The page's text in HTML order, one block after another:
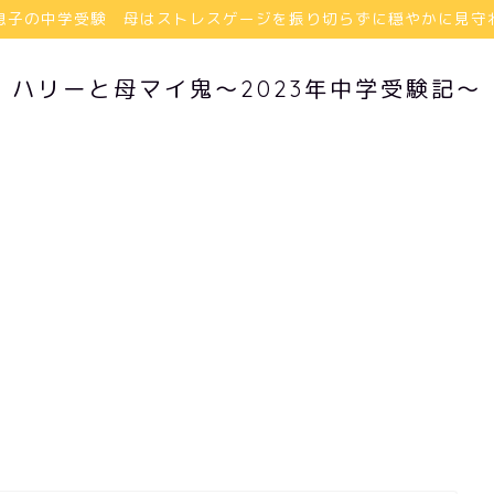
子の中学受験 母はストレスゲージを振り切らずに穏やかに見守
ハリーと母マイ鬼〜2023年中学受験記〜